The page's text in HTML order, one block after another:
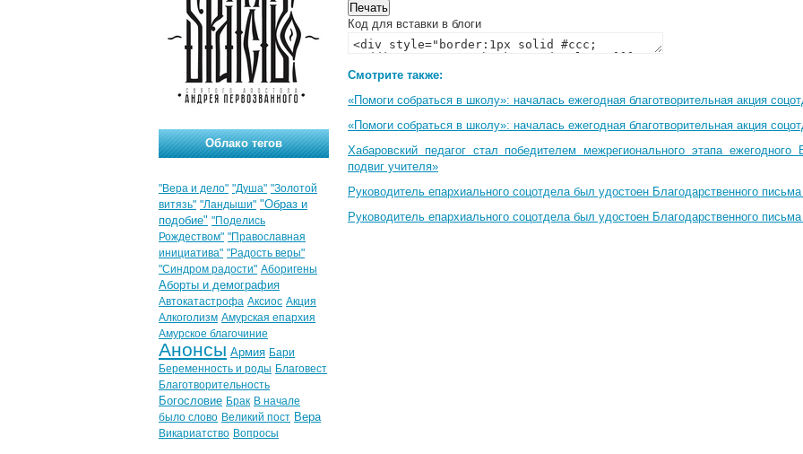
Код для вставки в блоги
Смотрите также:
«Помоги собраться в школу»: началась ежегодная благотворительная акция
«Помоги собраться в школу»: началась ежегодная благотворительная акция
Хабаровский педагог стал победителем межрегионального этапа ежегодного
подвиг учителя»
Руководитель епархиального соцотдела был удостоен Благодарственного
Руководитель епархиального соцотдела был удостоен Благодарственного
Облако тегов
"Вера и дело" "Душа" "Золотой
витязь" "Ландыши" "Образ и
подобие" "Поделись
Рождеством" "Православная
инициатива" "Радость веры"
"Синдром радости" Аборигены
Аборты и демография
Автокатастрофа Аксиос Акция
Алкоголизм Амурская епархия
Амурское благочиние
Анонсы Армия Бари
Беременность и роды Благовест
Благотворительность
Богословие Брак В начале
было слово Великий пост Вера
Викариатство Вопросы